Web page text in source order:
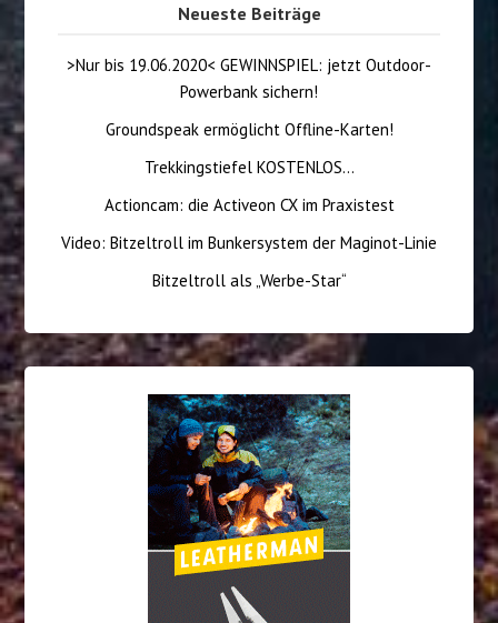
Neueste Beiträge
>Nur bis 19.06.2020< GEWINNSPIEL: jetzt Outdoor-
Powerbank sichern!
Groundspeak ermöglicht Offline-Karten!
Trekkingstiefel KOSTENLOS…
Actioncam: die Activeon CX im Praxistest
Video: Bitzeltroll im Bunkersystem der Maginot-Linie
Bitzeltroll als „Werbe-Star“